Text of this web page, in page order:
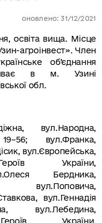
оновлено: 31/12/2021
освіта вища. Місце
агроінвест». Член
об’єднання
в м. Узині
обл.
вул.Народна,
вул.Франка,
вул.Європейська,
України,
Бердника,
вул.Геннадія
вул.Лебедина,
України,